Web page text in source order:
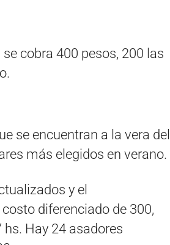
cobra 400 pesos, 200 las
se encuentran a la vera del
más elegidos en verano.
y el
diferenciado de 300,
Hay 24 asadores